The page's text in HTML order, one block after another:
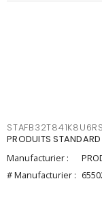
PRODUITS
Manufacturier :
# Manufacturier :